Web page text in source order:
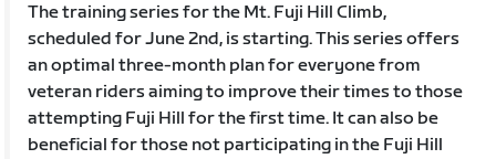
The training series for the Mt. Fuji Hill Climb,
scheduled for June 2nd, is starting. This series offers
an optimal three-month plan for everyone from
veteran riders aiming to improve their times to those
attempting Fuji Hill for the first time. It can also be
beneficial for those not participating in the Fuji Hill